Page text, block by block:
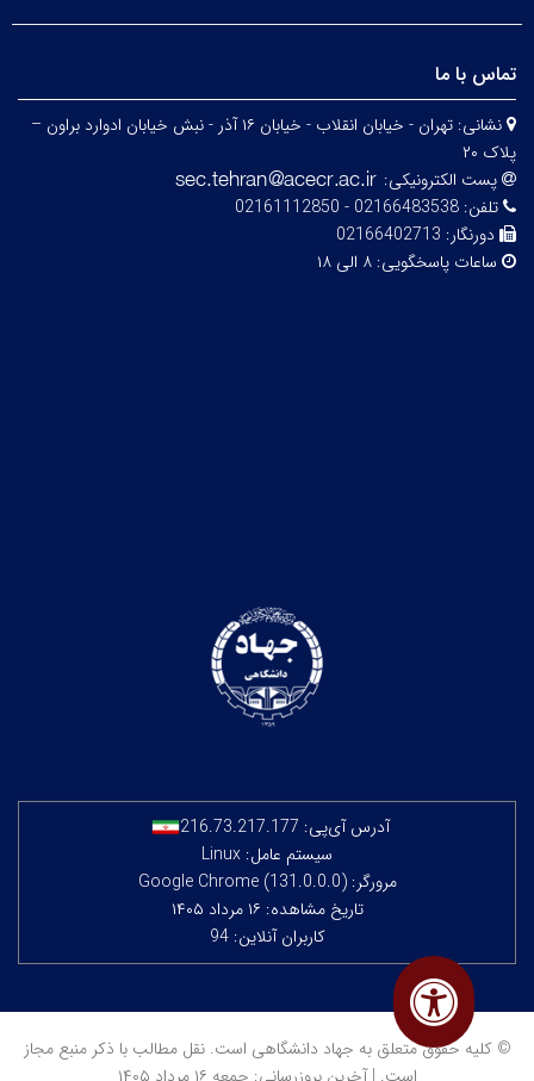
تماس با ما
نشانی:
تهران - خیابان انقلاب - خیابان ۱۶ آذر - نبش خیابان ادوارد براون –
پلاک ۲۰
پست الکترونیکی:
تلفن: 02166483538 - 02161112850
دورنگار: 02166402713
ساعات پاسخگویی: ۸ الی ۱۸
آدرس آی‌پی: 216.73.217.177
سیستم عامل: Linux
مرورگر: Google Chrome (131.0.0.0)
تاریخ مشاهده: ۱۶ مرداد ۱۴۰۵
کاربران آنلاین: 94
© کلیه حقوق متعلق به جهاد دانشگاهی است. نقل مطالب با ذکر منبع مجاز
است. | آخرین بروزرسانی: جمعه ۱۶ مرداد ۱۴۰۵